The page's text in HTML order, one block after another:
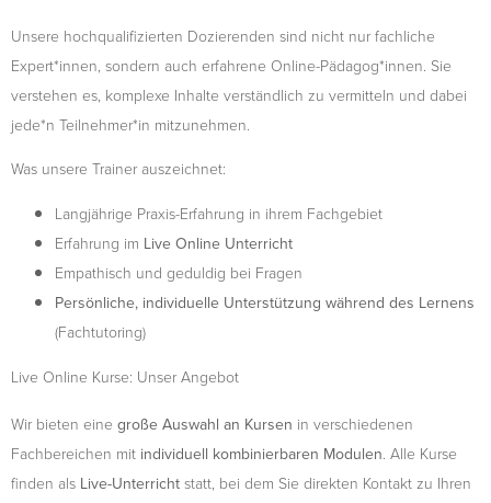
Unsere hochqualifizierten Dozierenden sind nicht nur fachliche
Expert*innen, sondern auch erfahrene Online-Pädagog*innen. Sie
verstehen es, komplexe Inhalte verständlich zu vermitteln und dabei
jede*n Teilnehmer*in mitzunehmen.
Was unsere Trainer auszeichnet:
Langjährige Praxis-Erfahrung in ihrem Fachgebiet
Erfahrung im Live Online Unterricht
Empathisch und geduldig bei Fragen
Persönliche, individuelle Unterstützung während des Lernens
(Fachtutoring)
Live Online Kurse: Unser Angebot
Wir bieten eine große Auswahl an Kursen in verschiedenen
Fachbereichen mit individuell kombinierbaren Modulen. Alle Kurse
finden als Live-Unterricht statt, bei dem Sie direkten Kontakt zu Ihren